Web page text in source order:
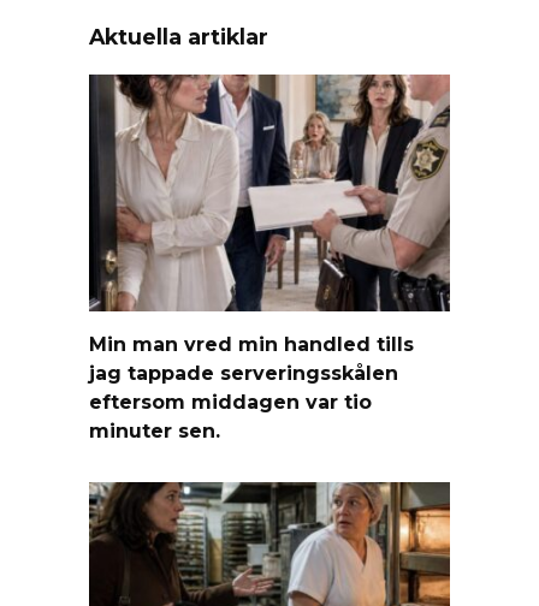
Aktuella artiklar
Min man vred min handled tills
jag tappade serveringsskålen
eftersom middagen var tio
minuter sen.